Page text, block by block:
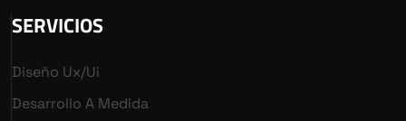
SERVICIOS
Diseño Ux/ui
Desarrollo A Medida